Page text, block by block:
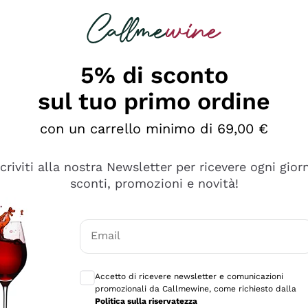
diversi e con un ampio range di prezzo. Le
5% di sconto
sul tuo primo ordine
con un carrello minimo di 69,00 €
alla nostra Newsletter per ricevere ogni
sconti, promozioni e novità!
Email
Accetto di ricevere newsletter e comunicazioni
promozionali da Callmewine, come richiesto dalla
Politica sulla riservatezza